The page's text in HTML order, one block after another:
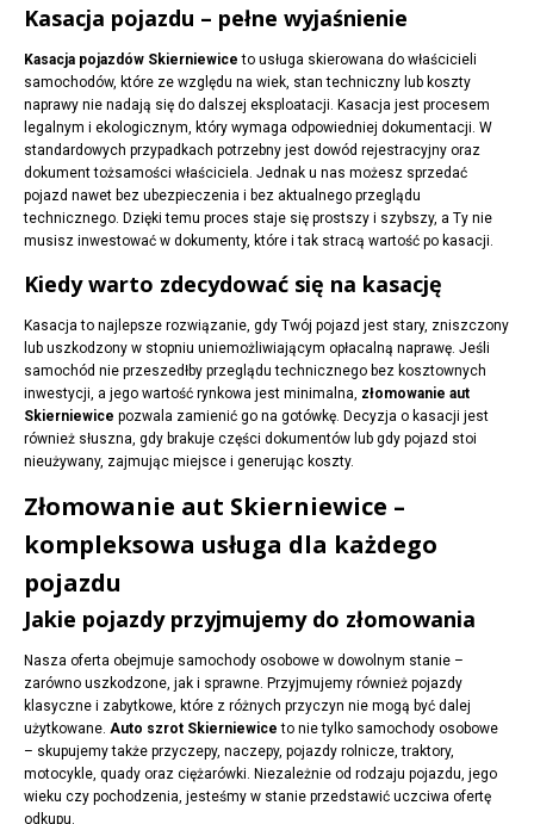
Kasacja pojazdu – pełne wyjaśnienie
Kasacja pojazdów Skierniewice to usługa skierowana do właścicieli
samochodów, które ze względu na wiek, stan techniczny lub koszty
naprawy nie nadają się do dalszej eksploatacji. Kasacja jest procesem
legalnym i ekologicznym, który wymaga odpowiedniej dokumentacji. W
standardowych przypadkach potrzebny jest dowód rejestracyjny oraz
dokument tożsamości właściciela. Jednak u nas możesz sprzedać
pojazd nawet bez ubezpieczenia i bez aktualnego przeglądu
technicznego. Dzięki temu proces staje się prostszy i szybszy, a Ty nie
musisz inwestować w dokumenty, które i tak stracą wartość po kasacji.
Kiedy warto zdecydować się na kasację
Kasacja to najlepsze rozwiązanie, gdy Twój pojazd jest stary, zniszczony
lub uszkodzony w stopniu uniemożliwiającym opłacalną naprawę. Jeśli
samochód nie przeszedłby przeglądu technicznego bez kosztownych
inwestycji, a jego wartość rynkowa jest minimalna, złomowanie aut
Skierniewice pozwala zamienić go na gotówkę. Decyzja o kasacji jest
również słuszna, gdy brakuje części dokumentów lub gdy pojazd stoi
nieużywany, zajmując miejsce i generując koszty.
Złomowanie aut Skierniewice –
kompleksowa usługa dla każdego
pojazdu
Jakie pojazdy przyjmujemy do złomowania
Nasza oferta obejmuje samochody osobowe w dowolnym stanie –
zarówno uszkodzone, jak i sprawne. Przyjmujemy również pojazdy
klasyczne i zabytkowe, które z różnych przyczyn nie mogą być dalej
użytkowane. Auto szrot Skierniewice to nie tylko samochody osobowe
– skupujemy także przyczepy, naczepy, pojazdy rolnicze, traktory,
motocykle, quady oraz ciężarówki. Niezależnie od rodzaju pojazdu, jego
wieku czy pochodzenia, jesteśmy w stanie przedstawić uczciwa ofertę
odkupu.